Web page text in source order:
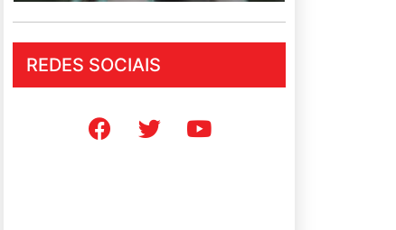
REDES SOCIAIS